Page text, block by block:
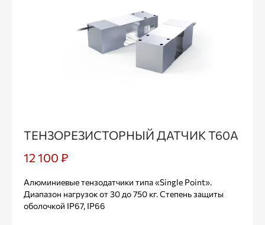
ТЕНЗОРЕЗИСТОРНЫЙ ДАТЧИК Т60А
12 100 ₽
Алюминиевые тензодатчики типа «Single Point».
Диапазон нагрузок от 30 до 750 кг. Степень защиты
оболочкой IP67, IP66